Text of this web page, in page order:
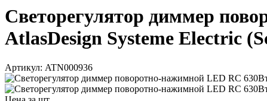
Светорегулятор диммер
AtlasDesign Systeme Electric
Артикул: ATN000936